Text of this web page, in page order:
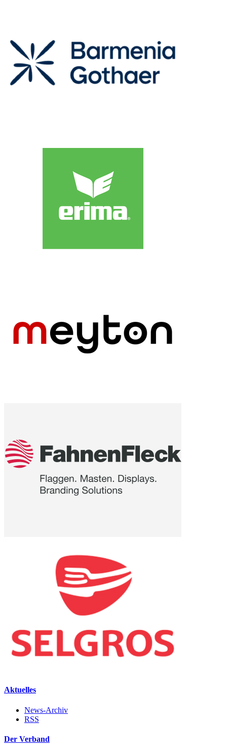
Aktuelles
News-Archiv
RSS
Der Verband